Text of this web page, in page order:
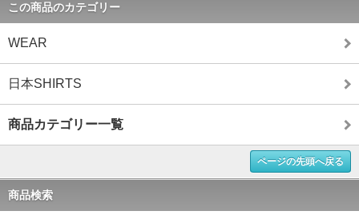
この商品のカテゴリー
WEAR
日本SHIRTS
商品カテゴリー一覧
ページの先頭へ戻る
商品検索